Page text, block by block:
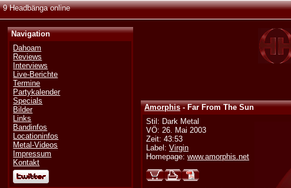
9 Headbänga online
Navigation
Dahoam
Reviews
Interviews
Live-Berichte
Termine
Partykalender
Specials
Bilder
Links
Bandinfos
Locationinfos
Metal-Videos
Impressum
Kontakt
Amorphis- Far From The Sun
Stil: Dark Metal
VÖ: 26. Mai 2003
Zeit: 43:53
Label:Virgin
Homepage:www.amorphis.net